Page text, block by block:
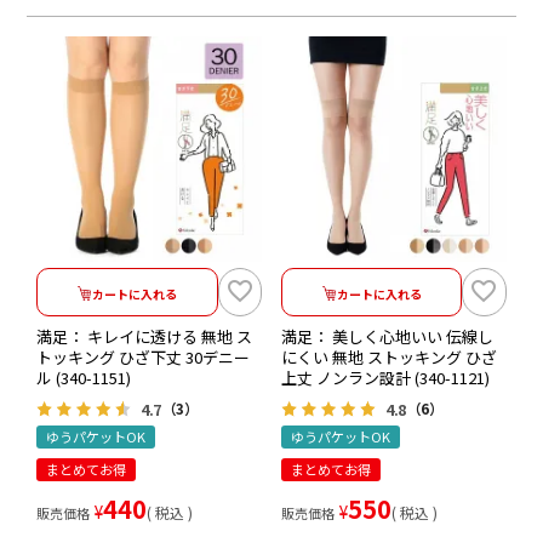
カートに入れる
満足： キレイに透ける 無地 ス
トッキング ひざ下丈 30デニー
ル (340-1151)
4.7 （3）
ゆうパケットOK
まとめてお得
販売価格 ¥440 税込
カートに入れる
満足： 美しく心地いい 伝線し
にくい 無地 ストッキング ひざ
上丈 ノンラン設計 (340-1121)
4.8 （6）
ゆうパケットOK
まとめてお得
販売価格 ¥550 税込